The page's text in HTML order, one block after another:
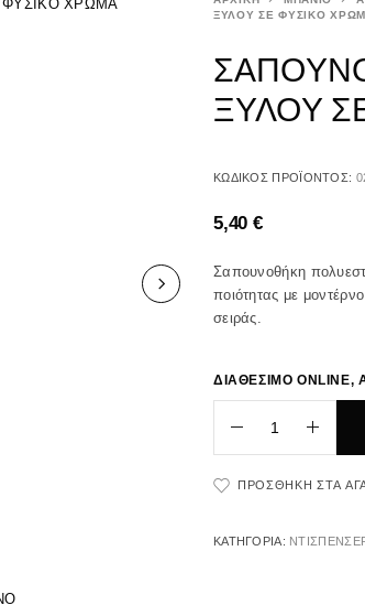
ΞΥΛΟΥ ΣΕ ΦΥΣΙΚΟ
ΞΥΛΟΥ
ΚΩΔΙΚΌΣ ΠΡΟΪΌΝΤΟΣ:
5,40€
Σαπουνοθήκη
ποιότητας με
σειράς.
ΔΙΑΘΕΣΙΜΟ
ΠΡΟΣΘΉΚΗ ΣΤΑ
ΚΑΤΗΓΟΡΊΑ: